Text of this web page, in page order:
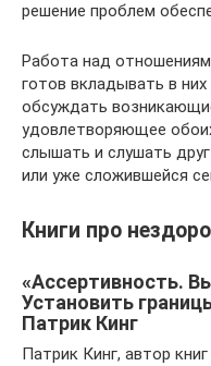
решение проблем
Работа над
готов вкладывать в
обсуждать
удовлетворяющее
слышать и слушать
или уже сложившейся
Книги про
«Ассертивность.
Установить
Патрик Кинг
Патрик Кинг, автор